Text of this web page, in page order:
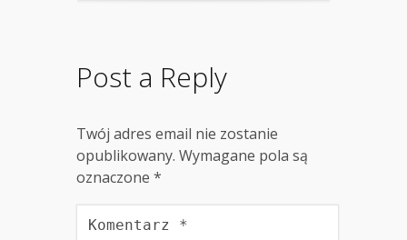
Post a Reply
Twój adres email nie zostanie
opublikowany. Wymagane pola są
oznaczone *